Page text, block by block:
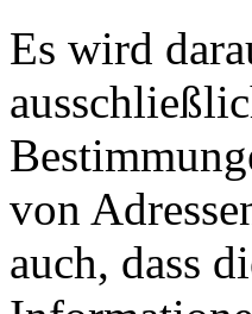
Es wird
von
auch, dass